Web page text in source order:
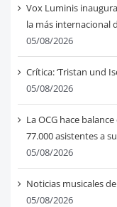
Vox Luminis
la más internacional
05/08/2026
Crítica: ‘Tristan und
05/08/2026
La OCG hace
77.000 asistentes a
05/08/2026
Noticias musicales
05/08/2026